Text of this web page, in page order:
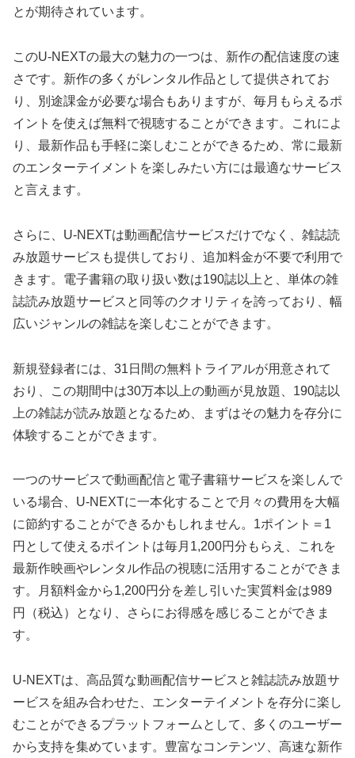
とが期待されています。
このU-NEXTの最大の魅力の一つは、新作の配信速度の速
さです。新作の多くがレンタル作品として提供されてお
り、別途課金が必要な場合もありますが、毎月もらえるポ
イントを使えば無料で視聴することができます。これによ
り、最新作品も手軽に楽しむことができるため、常に最新
のエンターテイメントを楽しみたい方には最適なサービス
と言えます。
さらに、U-NEXTは動画配信サービスだけでなく、雑誌読
み放題サービスも提供しており、追加料金が不要で利用で
きます。電子書籍の取り扱い数は190誌以上と、単体の雑
誌読み放題サービスと同等のクオリティを誇っており、幅
広いジャンルの雑誌を楽しむことができます。
新規登録者には、31日間の無料トライアルが用意されて
おり、この期間中は30万本以上の動画が見放題、190誌以
上の雑誌が読み放題となるため、まずはその魅力を存分に
体験することができます。
一つのサービスで動画配信と電子書籍サービスを楽しんで
いる場合、U-NEXTに一本化することで月々の費用を大幅
に節約することができるかもしれません。1ポイント＝1
円として使えるポイントは毎月1,200円分もらえ、これを
最新作映画やレンタル作品の視聴に活用することができま
す。月額料金から1,200円分を差し引いた実質料金は989
円（税込）となり、さらにお得感を感じることができま
す。
U-NEXTは、高品質な動画配信サービスと雑誌読み放題サ
ービスを組み合わせた、エンターテイメントを存分に楽し
むことができるプラットフォームとして、多くのユーザー
から支持を集めています。豊富なコンテンツ、高速な新作